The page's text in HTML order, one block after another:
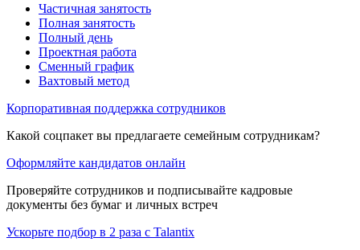
Частичная занятость
Полная занятость
Полный день
Проектная работа
Сменный график
Вахтовый метод
Корпоративная поддержка сотрудников
Какой соцпакет вы предлагаете семейным сотрудникам?
Оформляйте кандидатов онлайн
Проверяйте сотрудников и подписывайте кадровые
документы без бумаг и личных встреч
Ускорьте подбор в 2 раза с Talantix